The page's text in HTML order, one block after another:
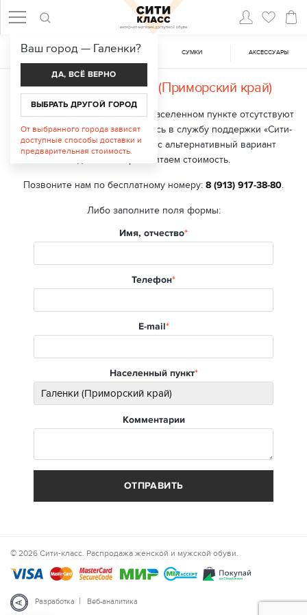
ЖЕНСКАЯ ОБУВЬ МУЖСКАЯ ОБУВЬ CУМКИ АКСЕССУАРЫ
Доставка вГаленки (Приморский край)
В настоящий момент в вашем населенном пункте отсутствуют
точки выдачи заказа. Обратитесь в службу поддержки «Сити-
класс», мы подберем для вас альтернативный вариант
доставки и рассчитаем стоимость.
Позвоните нам по бесплатному номеру: 8 (913) 917-38-80.
Либо заполните поля формы:
Имя, отчество
Телефон
E-mail
Населенный пункт
Комментарии
ОТПРАВИТЬ
© 2026 Сити-класс. Распродажа женской и мужской обуви.
Разработка | Веб-аналитика
Ваш город — Галенки?
ДА, ВСЁ ВЕРНО
ВЫБРАТЬ ДРУГОЙ ГОРОД
От выбранного города зависят
доступные способы доставки и
предварительная стоимость.